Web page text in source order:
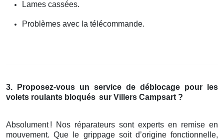
Lames cassées.
Problèmes avec la télécommande.
3. Proposez-vous un service de déblocage pour les
volets roulants bloqués sur Villers Campsart ?
Absolument ! Nos réparateurs sont experts en remise en
mouvement. Que le grippage soit d’origine fonctionnelle,